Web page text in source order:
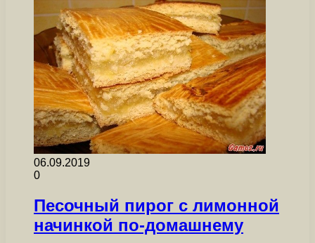
06.09.2019
0
Песочный пирог с лимонной
начинкой по-домашнему